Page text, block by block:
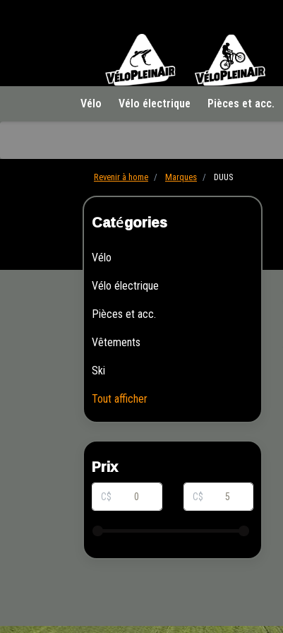
Vélo Vélo électrique Pièces et acc.
Revenir à home Marques DUUS
Catégories
Vélo
Vélo électrique
Pièces et acc.
Vêtements
Ski
Tout afficher
Prix
C$ C$